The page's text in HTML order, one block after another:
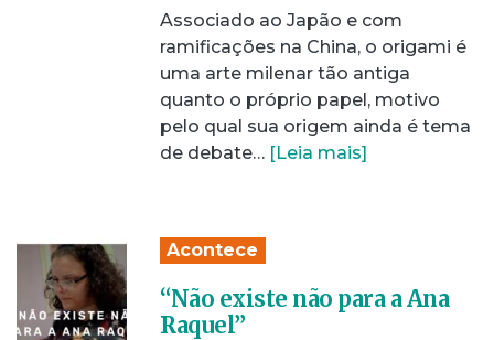
Associado ao Japão e com
ramificações na China, o origami é
uma arte milenar tão antiga
quanto o próprio papel, motivo
pelo qual sua origem ainda é tema
de debate… [Leia mais]
Acontece
“Não existe não para a Ana
Raquel”